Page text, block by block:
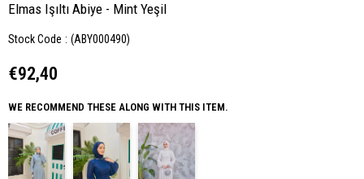
Elmas Işıltı Abiye - Mint Yeşil
Stock Code (ABY000490)
€92,40
WE RECOMMEND THESE ALONG WITH THIS ITEM.